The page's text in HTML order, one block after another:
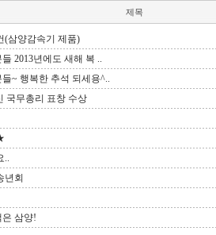
제목
(삼양감속기 제품)
2013년에도 새해 복 ..
~ 행복한 추석 되세용^..
국무총리 표창 수상
..
년회
삼양!